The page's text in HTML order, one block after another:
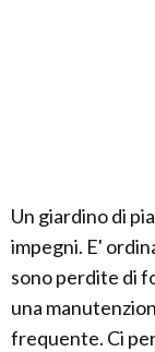
Un giardino di
impegni. E'
sono perdite di
una
frequente. Ci